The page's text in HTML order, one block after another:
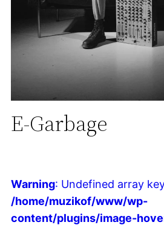
E-Garbage
Warning: Undefined array
/home/muzikof/www/wp-
content/plugins/image-